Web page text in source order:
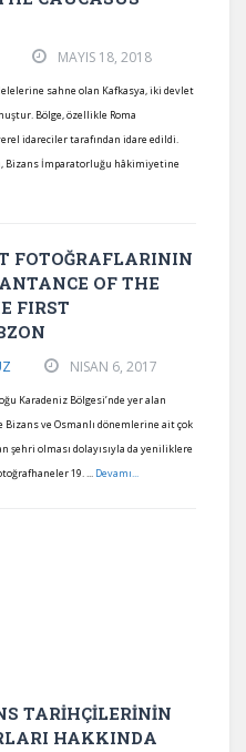
MAYIS 18, 2018
sahne olan Kafkasya, iki devlet
Bölge, özellikle Roma
idareciler tarafından idare edildi.
Bizans İmparatorluğu hâkimiyetine
FOTOĞRAFLARININ
OF THE
FIRST
NISAN 6, 2017
Karadeniz Bölgesi’nde yer alan
ve Osmanlı dönemlerine ait çok
şehri olması dolayısıyla da yeniliklere
19. ... Devamı...
TARİHÇİLERİNİN
HAKKINDA